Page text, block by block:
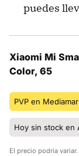
puedes
Xiaomi Mi
Color, 65
PVP en
Hoy sin stock en
El precio podría